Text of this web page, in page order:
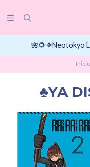
🌺🌻🌞Neotokyo
Inicio
♣YA